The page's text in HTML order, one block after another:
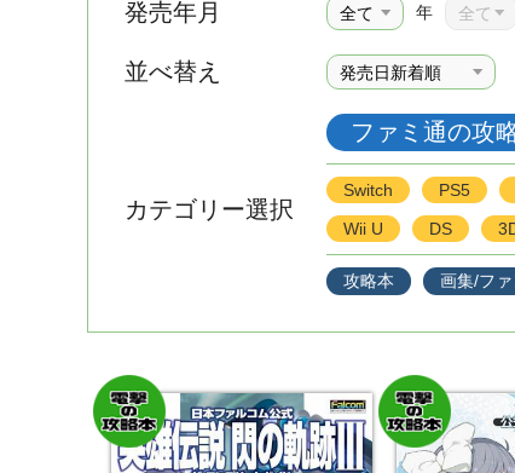
発売年月 年
並べ替え
カテゴリー選択
ファミ通の攻
Switch PS5
Wii U DS
攻略本 画集/フ